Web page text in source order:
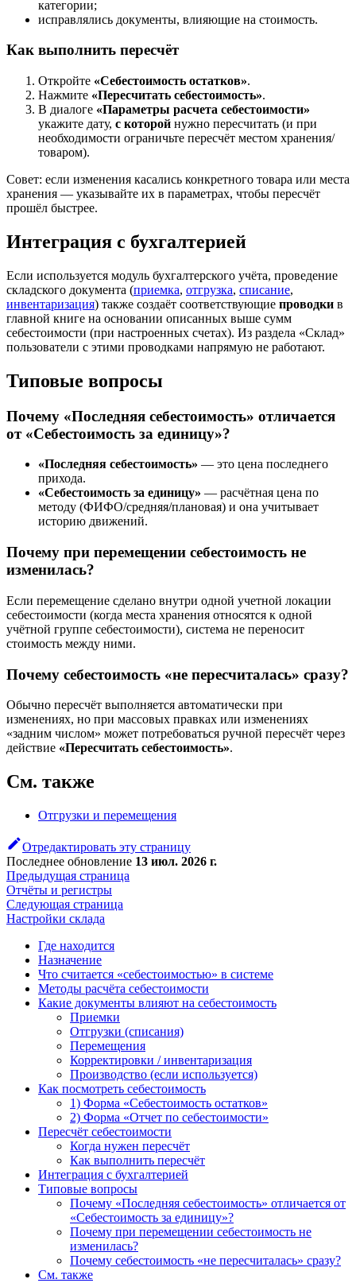
категории;
исправлялись документы, влияющие на стоимость.
Как выполнить пересчёт
Откройте «Себестоимость остатков».
Нажмите «Пересчитать себестоимость».
В диалоге «Параметры расчета себестоимости»
укажите дату, с которой нужно пересчитать (и при
необходимости ограничьте пересчёт местом хранения/
товаром).
Совет: если изменения касались конкретного товара или места
хранения — указывайте их в параметрах, чтобы пересчёт
прошёл быстрее.
Интеграция с бухгалтерией
Если используется модуль бухгалтерского учёта, проведение
складского документа (приемка, отгрузка, списание,
инвентаризация) также создаёт соответствующие проводки в
главной книге на основании описанных выше сумм
себестоимости (при настроенных счетах). Из раздела «Склад»
пользователи с этими проводками напрямую не работают.
Типовые вопросы
Почему «Последняя себестоимость» отличается
от «Себестоимость за единицу»?
«Последняя себестоимость» — это цена последнего
прихода.
«Себестоимость за единицу» — расчётная цена по
методу (ФИФО/средняя/плановая) и она учитывает
историю движений.
Почему при перемещении себестоимость не
изменилась?
Если перемещение сделано внутри одной учетной локации
себестоимости (когда места хранения относятся к одной
учётной группе себестоимости), система не переносит
стоимость между ними.
Почему себестоимость «не пересчиталась» сразу?
Обычно пересчёт выполняется автоматически при
изменениях, но при массовых правках или изменениях
«задним числом» может потребоваться ручной пересчёт через
действие «Пересчитать себестоимость».
См. также
Отгрузки и перемещения
Отредактировать эту страницу
Последнее обновление 13 июл. 2026 г.
Предыдущая страница
Отчёты и регистры
Следующая страница
Настройки склада
Где находится
Назначение
Что считается «себестоимостью» в системе
Методы расчёта себестоимости
Какие документы влияют на себестоимость
Приемки
Отгрузки (списания)
Перемещения
Корректировки / инвентаризация
Производство (если используется)
Как посмотреть себестоимость
1) Форма «Себестоимость остатков»
2) Форма «Отчет по себестоимости»
Пересчёт себестоимости
Когда нужен пересчёт
Как выполнить пересчёт
Интеграция с бухгалтерией
Типовые вопросы
Почему «Последняя себестоимость» отличается от
«Себестоимость за единицу»?
Почему при перемещении себестоимость не
изменилась?
Почему себестоимость «не пересчиталась» сразу?
См. также